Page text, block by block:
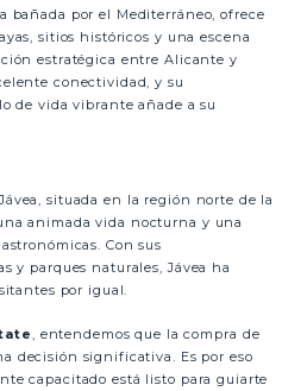
bañada por el Mediterráneo, ofrece
sitios históricos y una escena
estratégica entre Alicante y
conectividad, y su
de vida vibrante añade a su
situada en la región norte de la
animada vida nocturna y una
Con sus
y parques naturales, Jávea ha
por igual.
, entendemos que la compra de
decisión significativa. Es por eso
capacitado está listo para guiarte